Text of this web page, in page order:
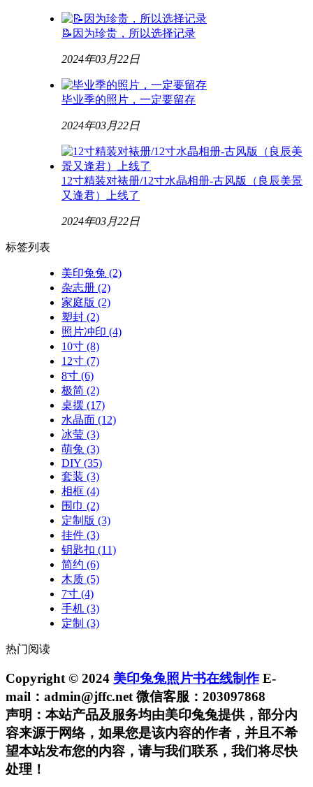
📝因为珍贵，所以选择记录
2024年03月22日
毕业季的照片，一定要留存
2024年03月22日
12寸精装对裱册/12寸水晶相册-古风版（良辰美景
又逢君）上线了
2024年03月22日
标签列表
美印兔兔 (2)
杂志册 (2)
家庭版 (2)
塑封 (2)
照片冲印 (4)
10寸 (8)
12寸 (7)
8寸 (6)
极简 (2)
桌摆 (17)
水晶面 (12)
冰莹 (3)
萌兔 (3)
DIY (35)
套装 (3)
相框 (4)
围巾 (2)
定制版 (3)
挂件 (3)
钥匙扣 (11)
简约 (6)
木质 (5)
7寸 (4)
手机 (3)
定制 (3)
热门阅读
Copyright © 2024 美印兔兔照片书在线制作E-
mail：admin@jffc.net 微信客服：203097868
声明：本站产品及服务均由美印兔兔提供，部分内
容来源于网络，如果您是该内容的作者，并且不希
望本站发布您的内容，请与我们联系，我们将尽快
处理！